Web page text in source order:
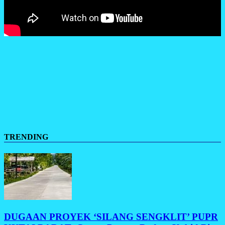
TRENDING
DUGAAN PROYEK ‘SILANG SENGKLIT’ PUPR